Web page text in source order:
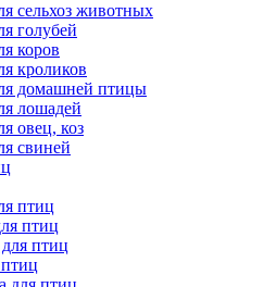
сельхоз животных
голубей
коров
кроликов
домашней птицы
лошадей
овец, коз
свиней
птиц
птиц
птиц